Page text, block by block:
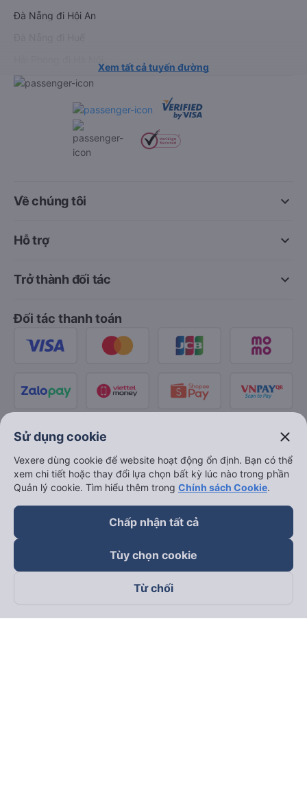
Đà Nẵng đi Hội An
Xem tất cả tuyến đường
keyboard_arrow_down
Về chúng tôi
keyboard_arrow_down
Hỗ trợ
keyboard_arrow_down
Trở thành đối tác
Đối tác thanh toán
Sử dụng cookie close
Vexere dùng cookie để website hoạt động ổn định. Bạn có thể
xem chi tiết hoặc thay đổi lựa chọn bất kỳ lúc nào trong phần
Quản lý cookie. Tìm hiểu thêm trong Chính sách Cookie.
Chấp nhận tất cả
Tùy chọn cookie
Từ chối